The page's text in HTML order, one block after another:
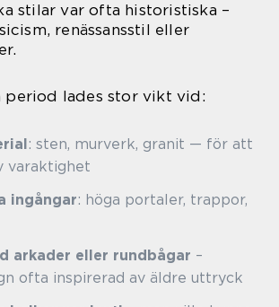
stilar var ofta historistiska –
renässansstil eller
period lades stor vikt vid:
: sten, murverk, granit — för att
varaktighet
ingångar: höga portaler, trappor,
arkader eller rundbågar –
ofta inspirerad av äldre uttryck